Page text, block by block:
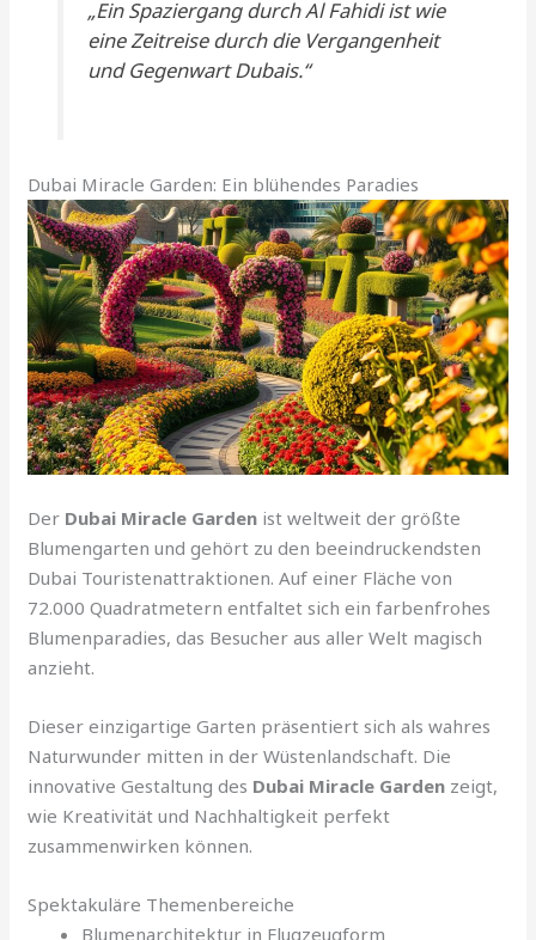
„Ein Spaziergang durch Al Fahidi ist wie
eine Zeitreise durch die Vergangenheit
und Gegenwart Dubais.“
Dubai Miracle Garden: Ein blühendes Paradies
Der Dubai Miracle Garden ist weltweit der größte
Blumengarten und gehört zu den beeindruckendsten
Dubai Touristenattraktionen. Auf einer Fläche von
72.000 Quadratmetern entfaltet sich ein farbenfrohes
Blumenparadies, das Besucher aus aller Welt magisch
anzieht.
Dieser einzigartige Garten präsentiert sich als wahres
Naturwunder mitten in der Wüstenlandschaft. Die
innovative Gestaltung des Dubai Miracle Garden zeigt,
wie Kreativität und Nachhaltigkeit perfekt
zusammenwirken können.
Spektakuläre Themenbereiche
Blumenarchitektur in Flugzeugform